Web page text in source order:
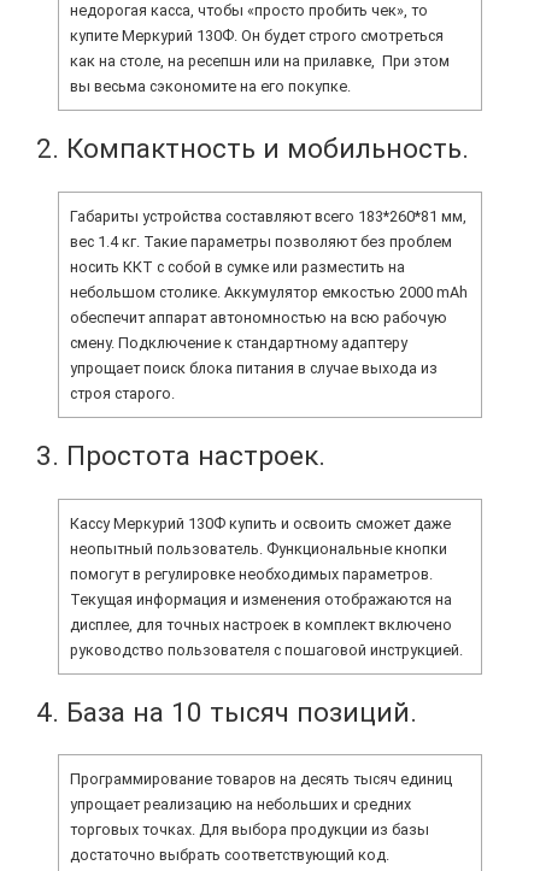
недорогая касса, чтобы «просто пробить чек», то
купите Меркурий 130Ф. Он будет строго смотреться
как на столе, на ресепшн или на прилавке, При этом
вы весьма сэкономите на его покупке.
2. Компактность и мобильность.
Габариты устройства составляют всего 183*260*81 мм,
вес 1.4 кг. Такие параметры позволяют без проблем
носить ККТ с собой в сумке или разместить на
небольшом столике. Аккумулятор емкостью 2000 mAh
обеспечит аппарат автономностью на всю рабочую
смену. Подключение к стандартному адаптеру
упрощает поиск блока питания в случае выхода из
строя старого.
3. Простота настроек.
Кассу Меркурий 130Ф купить и освоить сможет даже
неопытный пользователь. Функциональные кнопки
помогут в регулировке необходимых параметров.
Текущая информация и изменения отображаются на
дисплее, для точных настроек в комплект включено
руководство пользователя с пошаговой инструкцией.
4. База на 10 тысяч позиций.
Программирование товаров на десять тысяч единиц
упрощает реализацию на небольших и средних
торговых точках. Для выбора продукции из базы
достаточно выбрать соответствующий код.